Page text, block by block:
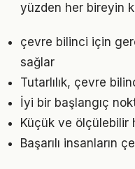
yüzden her bireyin
çevre bilinci için
sağlar
Tutarlılık, çevre
İyi bir başlangıç
Küçük ve ölçülebilir
Başarılı insanların